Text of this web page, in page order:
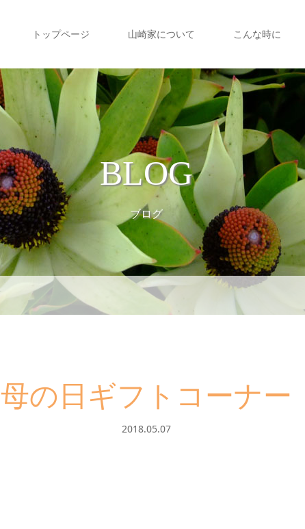
トップページ 山崎家について こんな時に
BLOG
ブログ
母の日ギフトコーナー
2018.05.07